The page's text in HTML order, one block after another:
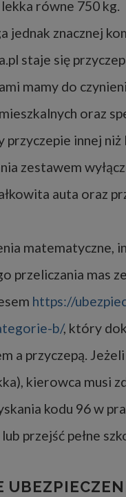
równe 750 kg.
jednak znacznej
staje się
mamy do
oraz
przyczepie innej
zestawem
auta oraz
przeliczania mas
https://
b/, który
a przyczepą.
kierowca musi
kodu 96 w
przejść pełne